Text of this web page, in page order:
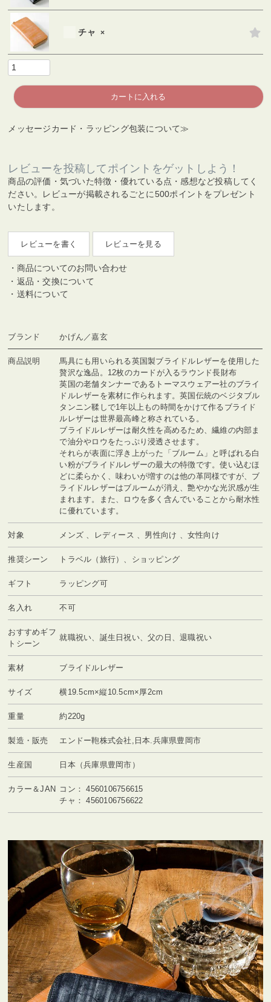
チャ ×
カートに入れる
メッセージカード・ラッピング包装について≫
レビューを投稿してポイントをゲットしよう！
商品の評価・気づいた特徴・優れている点・感想など投稿してく
ださい。レビューが掲載されるごとに500ポイントをプレゼント
いたします。
レビューを書く レビューを見る
商品についてのお問い合わせ
返品・交換について
送料について
ブランド かげん／嘉玄
商品説明
馬具にも用いられる英国製ブライドルレザーを使用した
贅沢な逸品。12枚のカードが入るラウンド長財布
英国の老舗タンナーであるトーマスウェアー社のブライ
ドルレザーを素材に作られます。英国伝統のベジタブル
タンニン鞣しで1年以上もの時間をかけて作るブライド
ルレザーは世界最高峰と称されている。
ブライドルレザーは耐久性を高めるため、繊維の内部ま
で油分やロウをたっぷり浸透させます。
それらが表面に浮き上がった「ブルーム」と呼ばれる白
い粉がブライドルレザーの最大の特徴です。使い込むほ
どに柔らかく、味わいが増すのは他の革同様ですが、ブ
ライドルレザーはブルームが消え、艶やかな光沢感が生
まれます。また、ロウを多く含んでいることから耐水性
に優れています。
対象 メンズ 、レディース 、男性向け 、女性向け
推奨シーン トラベル（旅行）、ショッピング
ギフト ラッピング可
名入れ 不可
おすすめギフ
トシーン
就職祝い、誕生日祝い、父の日、退職祝い
素材 ブライドルレザー
サイズ 横19.5cm×縦10.5cm×厚2cm
重量 約220g
製造・販売 エンドー鞄株式会社,日本.兵庫県豊岡市
生産国 日本（兵庫県豊岡市）
カラー＆JAN コン： 4560106756615
チャ： 4560106756622